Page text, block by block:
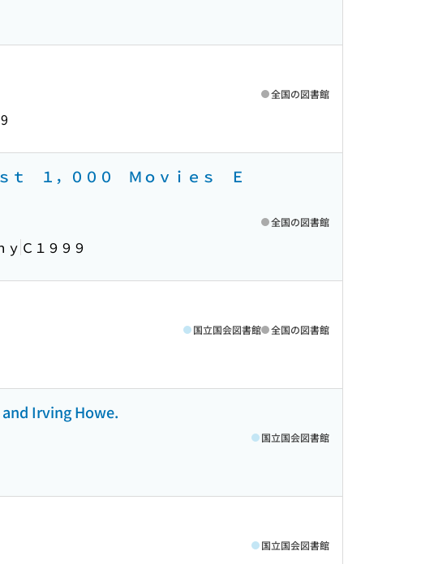
全国の図書館
１，０００ Ｍｏｖｉｅｓ Ｅ
ｙ Ｃ１９９９
全国の図書館
国立国会図書館 全国の図書館
Irving Howe.
国立国会図書館
国立国会図書館